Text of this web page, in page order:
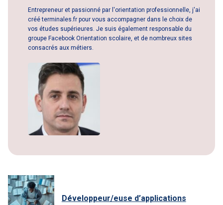
Entrepreneur et passionné par l'orientation professionnelle, j'ai
créé terminales.fr pour vous accompagner dans le choix de
vos études supérieures. Je suis également responsable du
groupe Facebook Orientation scolaire, et de nombreux sites
consacrés aux métiers.
Développeur/euse d’applications